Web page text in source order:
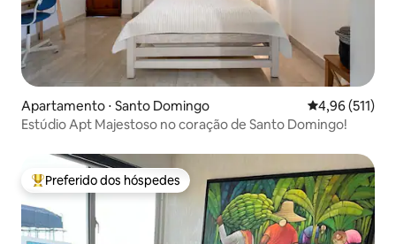
Apartamento ⋅ Santo Domingo 4,96 de uma
4,96 (511)
Estúdio Apt Majestoso no coração de Santo Domingo!
Entre os melhores preferidos dos hóspedes
Preferido dos hóspedes